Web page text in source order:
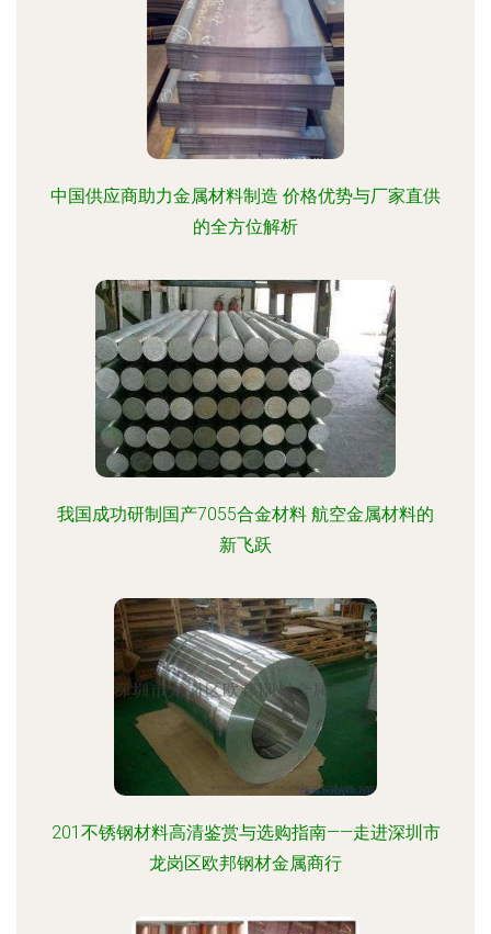
中国供应商助力金属材料制造 价格优势与厂家直供
的全方位解析
我国成功研制国产7055合金材料 航空金属材料的
新飞跃
201不锈钢材料高清鉴赏与选购指南——走进深圳市
龙岗区欧邦钢材金属商行